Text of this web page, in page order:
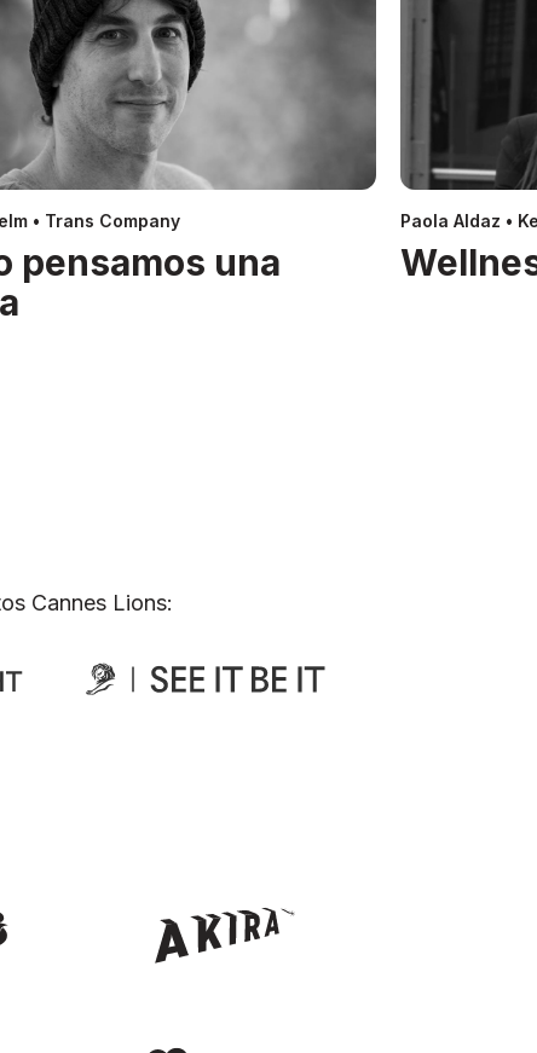
• Trans Company
pensamos una
Paola Aldaz •
Cannes Lions: